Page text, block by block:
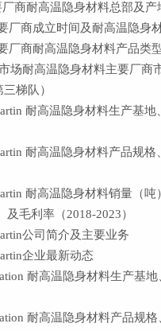
商耐高温隐身材料总部及产
厂商成立时间及耐高温隐身
厂商耐高温隐身材料产品类
场耐高温隐身材料主要厂商
梯队）
耐高温隐身材料生产基地
耐高温隐身材料产品规格
耐高温隐身材料销量（吨
毛利率（2018-2023）
公司简介及主要业务
企业最新动态
耐高温隐身材料生产基地
耐高温隐身材料产品规格